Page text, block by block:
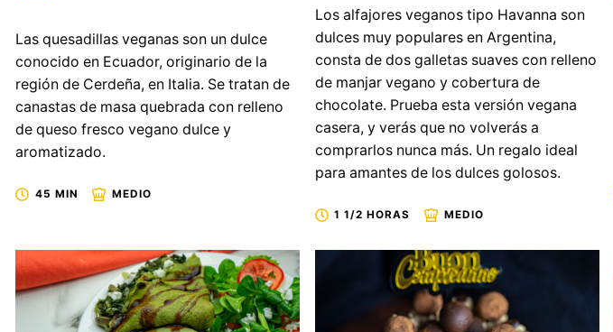
Las quesadillas veganas son un dulce
conocido en Ecuador, originario de la
región de Cerdeña, en Italia. Se tratan de
canastas de masa quebrada con relleno
de queso fresco vegano dulce y
aromatizado.
45 MIN MEDIO
Los alfajores veganos tipo Havanna son
dulces muy populares en Argentina,
consta de dos galletas suaves con relleno
de manjar vegano y cobertura de
chocolate. Prueba esta versión vegana
casera, y verás que no volverás a
comprarlos nunca más. Un regalo ideal
para amantes de los dulces golosos.
1 1/2 HORAS MEDIO